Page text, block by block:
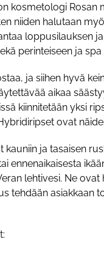
kosmetologi
niiden halutaan
loppusilauksen
perinteiseen ja
ja siihen hyvä
aikaa
kiinnitetään yksi
ovat
ja tasaisen
ennenaikaisesta
lehtivesi. Ne
tehdään asiakkaan